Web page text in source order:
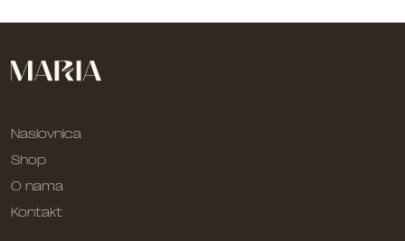
Naslovnica
Shop
O nama
Kontakt